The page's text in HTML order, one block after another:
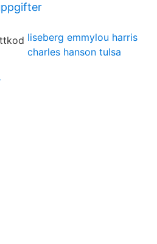
liseberg emmylou harris
charles hanson tulsa